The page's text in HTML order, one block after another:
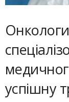
Онкологи
успішну